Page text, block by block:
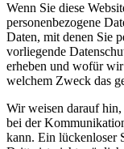
Wenn Sie diese
personenbezogene
Daten, mit denen Sie
vorliegende
erheben und wofür
welchem Zweck das
Wir weisen darauf
bei der
kann. Ein lückenloser